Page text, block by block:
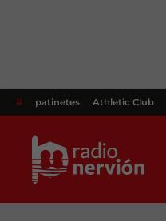
# patinetes Athletic Club